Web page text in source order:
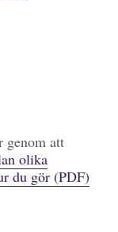
genom att
olika
du gör (PDF)